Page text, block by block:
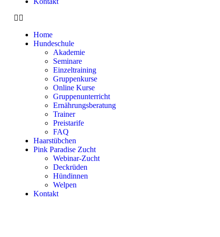
Home
Hundeschule
Akademie
Seminare
Einzeltraining
Gruppenkurse
Online Kurse
Gruppenunterricht
Ernährungsberatung
Trainer
Preistarife
FAQ
Haarstübchen
Pink Paradise Zucht
Webinar-Zucht
Deckrüden
Hündinnen
Welpen
Kontakt